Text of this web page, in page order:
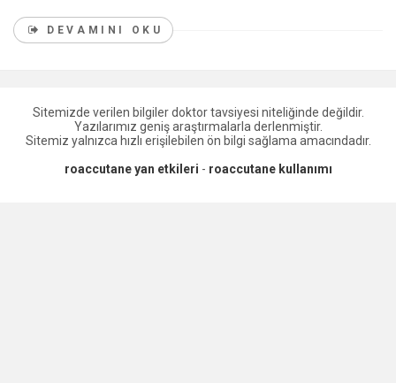
DEVAMINI OKU
Sitemizde verilen bilgiler doktor tavsiyesi niteliğinde değildir.
Yazılarımız geniş araştırmalarla derlenmiştir.
Sitemiz yalnızca hızlı erişilebilen ön bilgi sağlama amacındadır.
roaccutane yan etkileri - roaccutane kullanımı